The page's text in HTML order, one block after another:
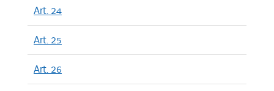
Art. 24
Art. 25
Art. 26